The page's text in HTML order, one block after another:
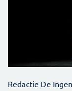
Redactie De